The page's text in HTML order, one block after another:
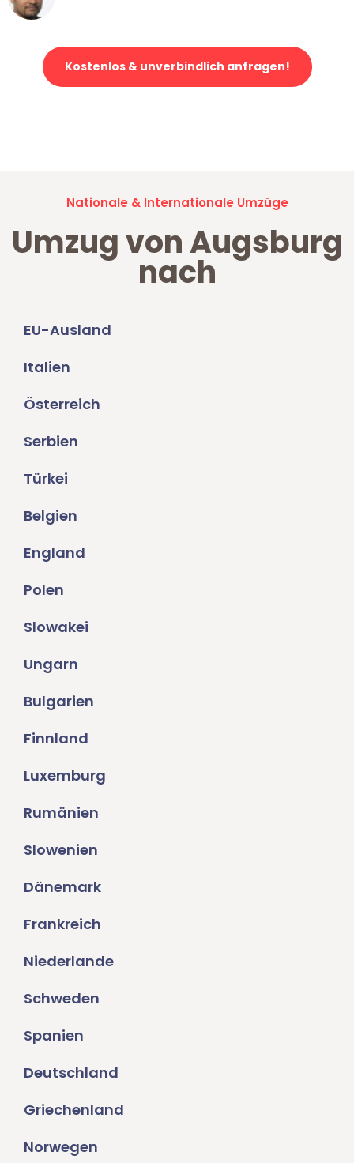
Kostenlos & unverbindlich anfragen!
Nationale & Internationale Umzüge
Umzug von Augsburg
nach
EU-Ausland
Italien
Österreich
Serbien
Türkei
Belgien
England
Polen
Slowakei
Ungarn
Bulgarien
Finnland
Luxemburg
Rumänien
Slowenien
Dänemark
Frankreich
Niederlande
Schweden
Spanien
Deutschland
Griechenland
Norwegen